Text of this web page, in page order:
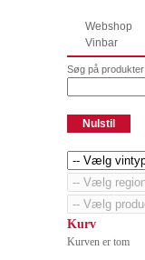
Webshop
Vinbar
Søg på produkter
Kurv
Kurven er tom